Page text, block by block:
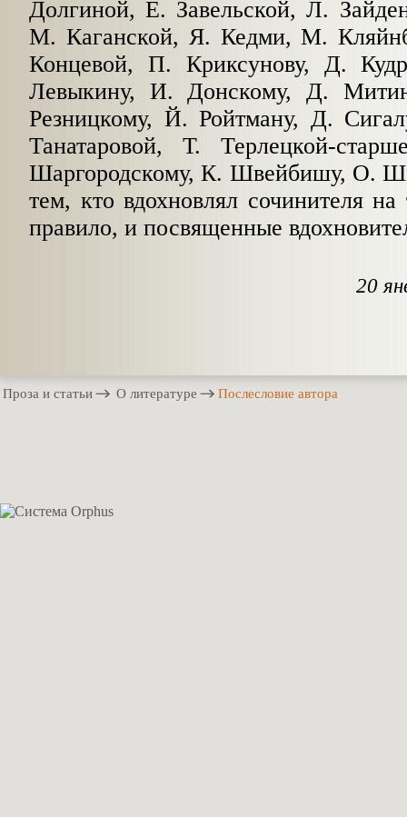
Долгиной, Е. Завельской, Л.
М. Каганской, Я. Кедми, М.
Концевой, П. Криксунову, Д.
Левыкину, И. Донскому, Д.
Резницкому, Й. Ройтману, Д.
Танатаровой, Т. Терлецкой-
Шаргородскому, К. Швейбишу, О.
тем, кто вдохновлял сочинителя
правило, и посвященные
20
Проза и статьи О литературе Послесловие автора